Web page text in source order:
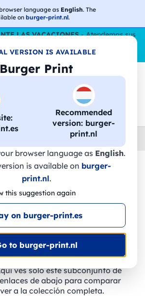
language as English. The
on burger-print.nl.
VERSION IS AVAILABLE
Burger Print
Recommended
version: burger-
print.nl
browser language as English.
is available on burger-
print.nl.
this suggestion again
on burger-print.es
to burger-print.nl
LAS VACACIONES- Atendemos sus
el verano, incluso en agosto.
Sin parar
😎🌴
entre los productos
DTF
manga larga para
larga para hombre
marcas, eventos, equipos y
ves solo este subconjunto de
de abajo para comparar
a la colección completa.